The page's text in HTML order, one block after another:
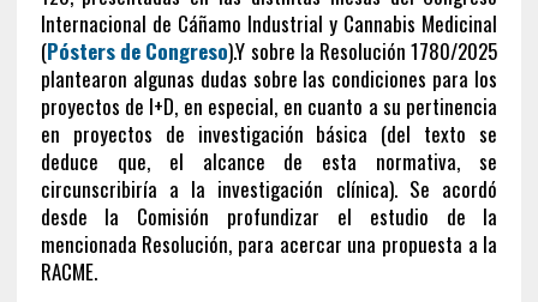
Internacional de Cáñamo Industrial y Cannabis Medicinal
(Pósters de Congreso).Y sobre la Resolución 1780/2025
plantearon algunas dudas sobre las condiciones para los
proyectos de I+D, en especial, en cuanto a su pertinencia
en proyectos de investigación básica (del texto se
deduce que, el alcance de esta normativa, se
circunscribiría a la investigación clínica). Se acordó
desde la Comisión profundizar el estudio de la
mencionada Resolución, para acercar una propuesta a la
RACME.